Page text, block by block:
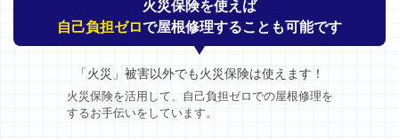
火災保険を使えば
自己負担ゼロで屋根修理することも可能です
「火災」被害以外でも火災保険は使えます！
火災保険を活用して、自己負担ゼロでの屋根修理を
するお手伝いをしています。